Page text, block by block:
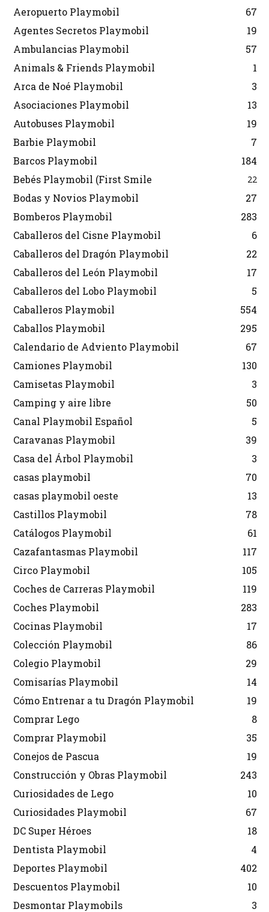
Aeropuerto Playmobil
67
Agentes Secretos Playmobil
19
Ambulancias Playmobil
57
Animals & Friends Playmobil
1
Arca de Noé Playmobil
3
Asociaciones Playmobil
13
Autobuses Playmobil
19
Barbie Playmobil
7
Barcos Playmobil
184
Bebés Playmobil (First Smile
22
Bodas y Novios Playmobil
27
Bomberos Playmobil
283
Caballeros del Cisne Playmobil
6
Caballeros del Dragón Playmobil
22
Caballeros del León Playmobil
17
Caballeros del Lobo Playmobil
5
Caballeros Playmobil
554
Caballos Playmobil
295
Calendario de Adviento Playmobil
67
Camiones Playmobil
130
Camisetas Playmobil
3
Camping y aire libre
50
Canal Playmobil Español
5
Caravanas Playmobil
39
Casa del Árbol Playmobil
3
casas playmobil
70
casas playmobil oeste
13
Castillos Playmobil
78
Catálogos Playmobil
61
Cazafantasmas Playmobil
117
Circo Playmobil
105
Coches de Carreras Playmobil
119
Coches Playmobil
283
Cocinas Playmobil
17
Colección Playmobil
86
Colegio Playmobil
29
Comisarías Playmobil
14
Cómo Entrenar a tu Dragón Playmobil
19
Comprar Lego
8
Comprar Playmobil
35
Conejos de Pascua
19
Construcción y Obras Playmobil
243
Curiosidades de Lego
10
Curiosidades Playmobil
67
DC Super Héroes
18
Dentista Playmobil
4
Deportes Playmobil
402
Descuentos Playmobil
10
Desmontar Playmobils
3